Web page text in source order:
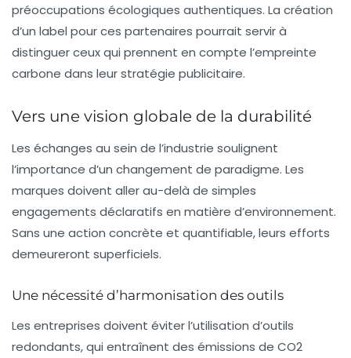
préoccupations écologiques authentiques. La création
d’un label pour ces partenaires pourrait servir à
distinguer ceux qui prennent en compte l’empreinte
carbone dans leur stratégie publicitaire.
Vers une vision globale de la durabilité
Les échanges au sein de l’industrie soulignent
l’importance d’un changement de paradigme. Les
marques doivent aller au-delà de simples
engagements déclaratifs en matière d’environnement.
Sans une action concrète et quantifiable, leurs efforts
demeureront superficiels.
Une nécessité d’harmonisation des outils
Les entreprises doivent éviter l’utilisation d’outils
redondants, qui entraînent des émissions de CO2